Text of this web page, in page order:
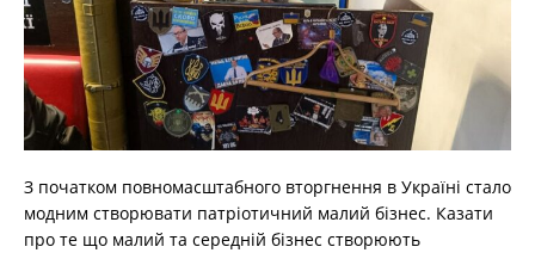
З початком повномасштабного вторгнення в Україні стало
модним створювати патріотичний малий бізнес. Казати
про те що малий та середній бізнес створюють